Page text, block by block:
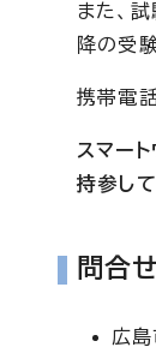
また、
降の受
携帯電
スマー
持参して
問合
広